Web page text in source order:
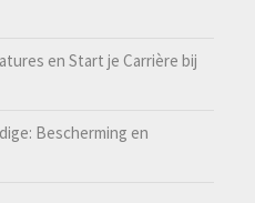
en Start je Carrière bij
Bescherming en